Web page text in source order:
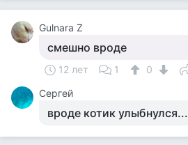
Gulnara Z
смешно вроде
12 лет 1
0
Cергей
вроде котик улыбнулся...